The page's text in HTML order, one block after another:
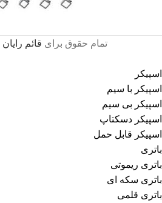
تمام حقوق برای قائم رایان
اسپیکر
اسپیکر با سیم
اسپیکر بی سیم
اسپیکر دسکتاپ
اسپیکر قابل حمل
باتری
باتری ریموتی
باتری سکه ای
باتری قلمی